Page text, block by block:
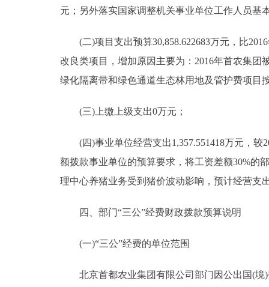
ITALIANO
元；另外落实国家调整机关事业单位工作人员基
(二)项目支出预算30,858.622683万元，比2016
改良类项目，增加原因主要为：2016年首农集团
绿化隔离带和绿色通道生态林用地及管护费项目
(三)上缴上级支出0万元；
(四)事业单位经营支出1,357.551418万元，较
额拨款事业单位的预算要求，将工资差额30%的
理中心养猪业务受到猪价波动影响，预计经营支
四、部门“三公”经费财政拨款预算说明
(一)“三公”经费的单位范围
北京首都农业集团有限公司部门因公出国(境)